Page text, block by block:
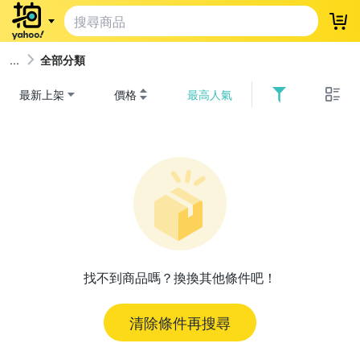
登
全部分類
最新上架 價格 最高人氣
找不到商品嗎？換換其他條件吧！
清除條件再搜尋